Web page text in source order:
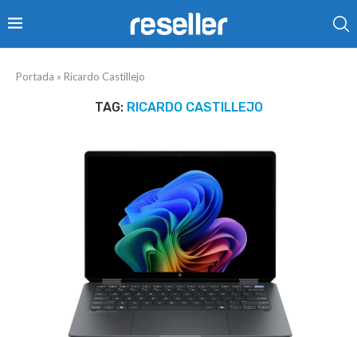
Portada » Ricardo Castillejo
TAG: RICARDO CASTILLEJO